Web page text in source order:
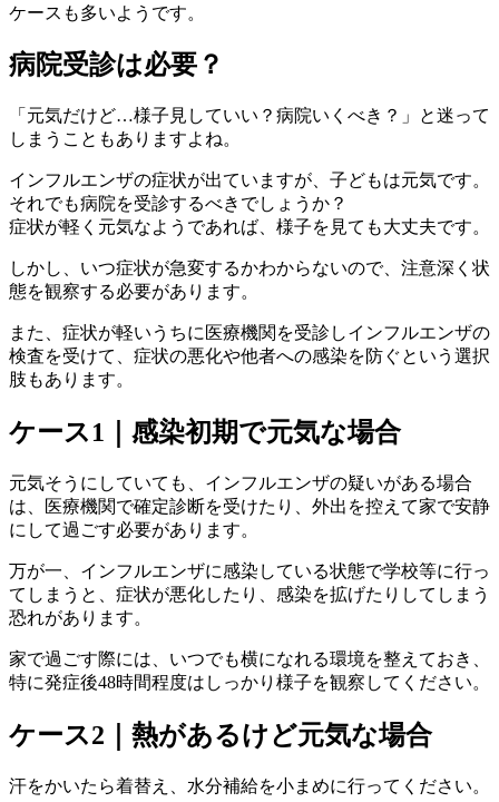
ケースも多いようです。
病院受診は必要？
「元気だけど…様子見していい？病院いくべき？」と迷って
しまうこともありますよね。
インフルエンザの症状が出ていますが、子どもは元気です。
それでも病院を受診するべきでしょうか？
症状が軽く元気なようであれば、様子を見ても大丈夫です。
しかし、いつ症状が急変するかわからないので、注意深く状
態を観察する必要があります。
また、症状が軽いうちに医療機関を受診しインフルエンザの
検査を受けて、症状の悪化や他者への感染を防ぐという選択
肢もあります。
ケース1｜感染初期で元気な場合
元気そうにしていても、インフルエンザの疑いがある場合
は、医療機関で確定診断を受けたり、外出を控えて家で安静
にして過ごす必要があります。
万が一、インフルエンザに感染している状態で学校等に行っ
てしまうと、症状が悪化したり、感染を拡げたりしてしまう
恐れがあります。
家で過ごす際には、いつでも横になれる環境を整えておき、
特に発症後48時間程度はしっかり様子を観察してください。
ケース2｜熱があるけど元気な場合
汗をかいたら着替え、水分補給を小まめに行ってください。